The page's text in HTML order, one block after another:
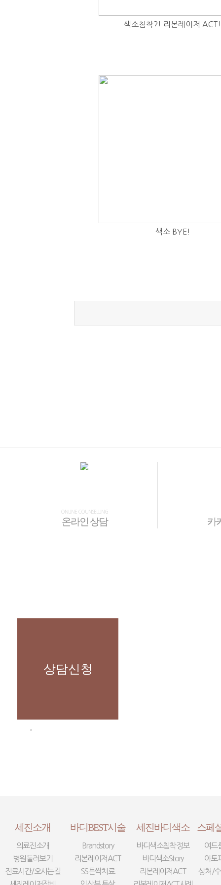
색소침착?! 리본레이저 ACT!
색소 BYE!
ONLINE COUNSELLING
온라인 상담 카
상담신청
세진소개
의료진소개
병원둘러보기
진료시간/오시는길
바디BEST시술
Brandstory
리본레이저ACT
SS튼싹치료
세진바디색소
바디색소침착정보
바디색소Story
리본레이저ACT
스페
여드
아토
상처/